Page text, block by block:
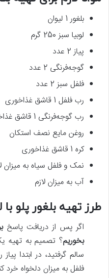
بلغور 1 لیوان
لوبیا سبز 250 گرم
پیاز 2 عدد
گوجه‌فرنگی 2 عدد
فلفل سبز 2 عدد
رب فلفل 1 قاشق غذاخوری
رب گوجه‌فرنگی 1 قاشق غذاخوری
روغن مایع نصف استکان
کره 1 قاشق غذاخوری
نمک و فلفل سیاه به میزان
آب به میزان لازم
طرز تهیه بلغور پلو با
اگر پس‌ از دریافت پاسخ
بخوریم؟ تصمیم به تهیه
سالم گرفتید، در ابتدا
فلفل به میزان دلخواه خرد